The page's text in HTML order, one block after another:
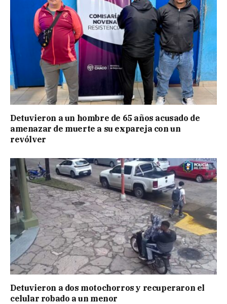
Detuvieron a un hombre de 65 años acusado de
amenazar de muerte a su expareja con un
revólver
Detuvieron a dos motochorros y recuperaron el
celular robado a un menor